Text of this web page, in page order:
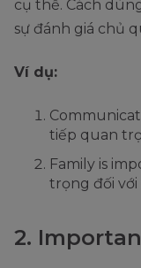
cụ thể. Cách
sự đánh giá chủ
Ví dụ:
tiếp quan
Family is
trọng đối với
2.